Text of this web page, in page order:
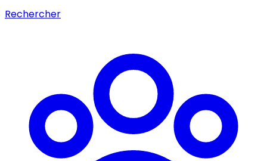
Rechercher